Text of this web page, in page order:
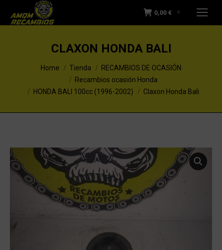
0,00 € 0
CLAXON HONDA BALI
You are here:Home Tienda
RECAMBIOS DE OCASIÓN
Recambios ocasión Honda
HONDA BALI 100cc (1996-2002)
Claxon Honda Bali